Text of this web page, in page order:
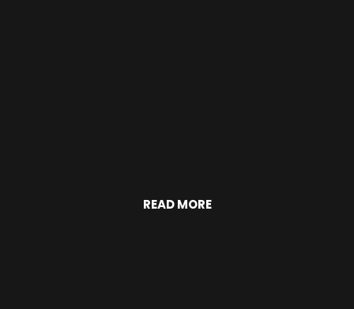
READ MORE